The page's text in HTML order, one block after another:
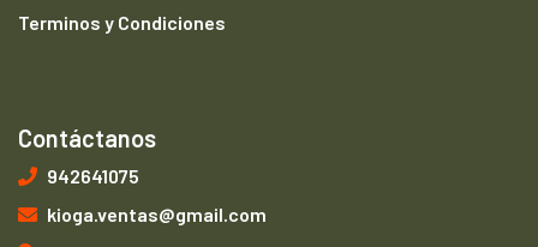
Terminos y Condiciones
Contáctanos
942641075
kioga.ventas@gmail.com